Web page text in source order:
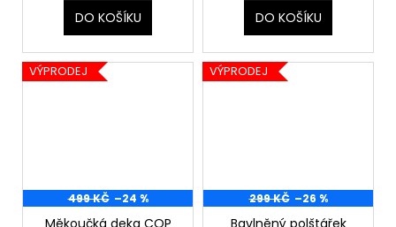
DO KOŠÍKU DO KOŠÍKU
VÝPRODEJ
499 KČ –24 %
VÝPRODEJ
299 KČ –26 %